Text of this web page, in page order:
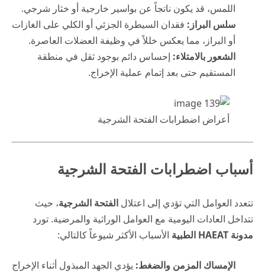
اللمس، قد يكون ناتجاً عن بواسير خارجية أو خثار شرجي.
سلس البراز: فقدان السيطرة الجزئي أو الكلي على الغازات
أو البراز، مما يعكس خللاً في وظيفة العضلات العاصرة.
الشعور بالامتلاء: إحساس دائم بوجود ثقل في منطقة
المستقيم حتى بعد إتمام عملية الإخراج.
أعراض اضطرابات الفتحة الشرجية
أسباب اضطرابات الفتحة الشرجية
تتعدد العوامل التي تؤدي إلى اعتلال الفتحة الشرجية، حيث
تتداخل العادات اليومية مع العوامل الوراثية والمرضية. تورد
مدونة HAEAT الطبية
الأسباب الأكثر شيوعاً كالتالي:
الإمساك المزمن والضغط: يؤدي الجهد المبذول أثناء الإخراج